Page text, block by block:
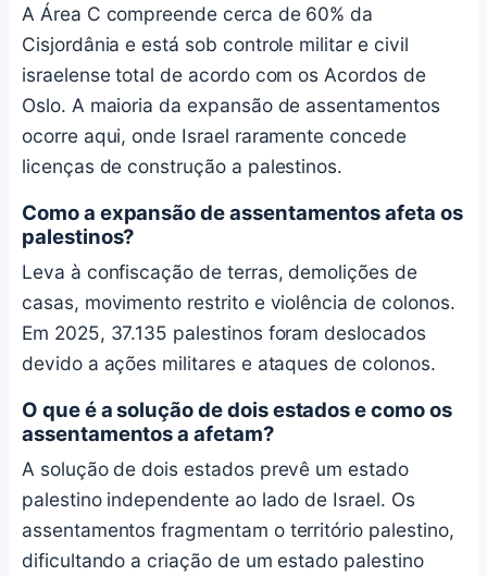
A Área C compreende cerca de 60% da
Cisjordânia e está sob controle militar e civil
israelense total de acordo com os Acordos de
Oslo. A maioria da expansão de assentamentos
ocorre aqui, onde Israel raramente concede
licenças de construção a palestinos.
Como a expansão de assentamentos afeta os
palestinos?
Leva à confiscação de terras, demolições de
casas, movimento restrito e violência de colonos.
Em 2025, 37.135 palestinos foram deslocados
devido a ações militares e ataques de colonos.
O que é a solução de dois estados e como os
assentamentos a afetam?
A solução de dois estados prevê um estado
palestino independente ao lado de Israel. Os
assentamentos fragmentam o território palestino,
dificultando a criação de um estado palestino